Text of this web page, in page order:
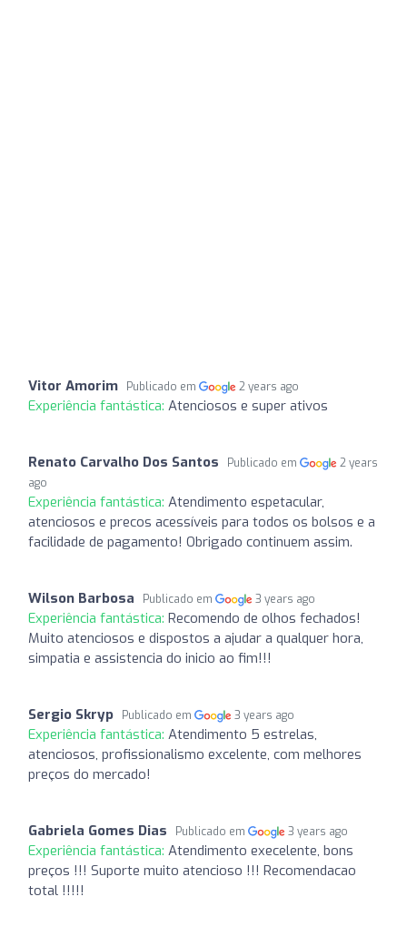
Vitor Amorim Publicado em 2 years ago
Experiência fantástica: Atenciosos e super ativos
Renato Carvalho Dos Santos Publicado em
2 years
ago
Experiência fantástica: Atendimento espetacular,
atenciosos e precos acessíveis para todos os bolsos e a
facilidade de pagamento! Obrigado continuem assim.
Wilson Barbosa Publicado em 3 years ago
Experiência fantástica: Recomendo de olhos fechados!
Muito atenciosos e dispostos a ajudar a qualquer hora,
simpatia e assistencia do inicio ao fim!!!
Sergio Skryp Publicado em 3 years ago
Experiência fantástica: Atendimento 5 estrelas,
atenciosos, profissionalismo excelente, com melhores
preços do mercado!
Gabriela Gomes Dias Publicado em 3 years ago
Experiência fantástica: Atendimento execelente, bons
preços !!! Suporte muito atencioso !!! Recomendacao
total !!!!!